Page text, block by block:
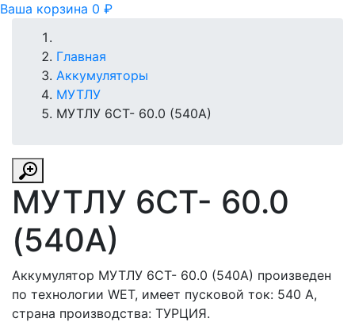
Ваша корзина 0 ₽
Главная
Аккумуляторы
МУТЛУ
МУТЛУ 6СТ- 60.0 (540А)
МУТЛУ 6СТ- 60.0
(540А)
Аккумулятор МУТЛУ 6СТ- 60.0 (540А) произведен
по технологии WET, имеет пусковой ток: 540 A,
страна производства: ТУРЦИЯ.